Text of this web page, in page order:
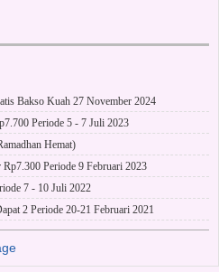
Bakso Kuah 27 November 2024
Periode 5 - 7 Juli 2023
Hemat)
Periode 9 Februari 2023
7 - 10 Juli 2022
2 Periode 20-21 Februari 2021